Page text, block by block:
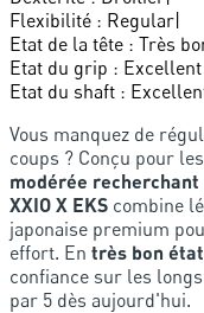
Flexibilité : Regular|
Etat de la tête : Très
Etat du grip :
Etat du shaft :
Vous manquez de
coups ? Conçu pour les
modérée
XXIO X EKS combine
japonaise premium
effort. En très bon
confiance sur les
par 5 dès aujourd'hui.